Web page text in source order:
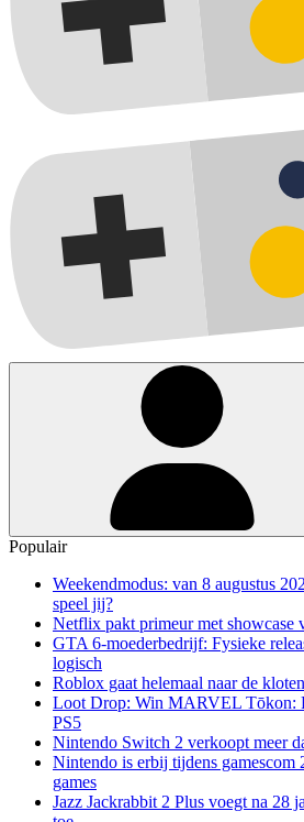
Populair
Weekendmodus: van 8 augustus
speel jij?
Netflix pakt primeur met showcase
GTA 6-moederbedrijf: Fysieke
logisch
Roblox gaat helemaal naar de
Loot Drop: Win MARVEL Tōkon:
PS5
Nintendo Switch 2 verkoopt meer
Nintendo is erbij tijdens gamescom
games
Jazz Jackrabbit 2 Plus voegt na 28